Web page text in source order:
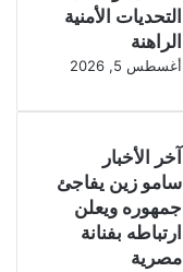
التحديات الأمنية
الراهنة
أغسطس 5, 2026
آخر الأخبار
سامو زين يفاجئ
جمهوره ويعلن
ارتباطه بفنانة
مصرية